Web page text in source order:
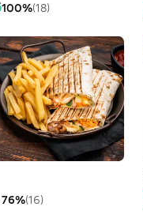
100%(18)
76%(16)